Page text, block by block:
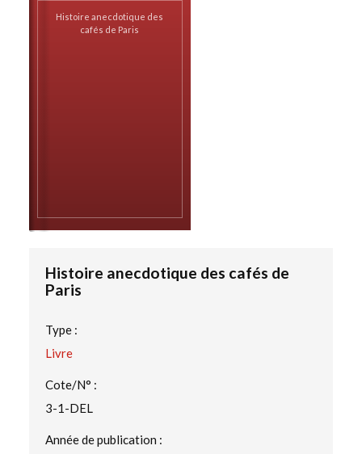
Histoire anecdotique des
cafés de Paris
Histoire anecdotique des cafés de
Paris
Type :
Livre
Cote/N° :
3-1-DEL
Année de publication :